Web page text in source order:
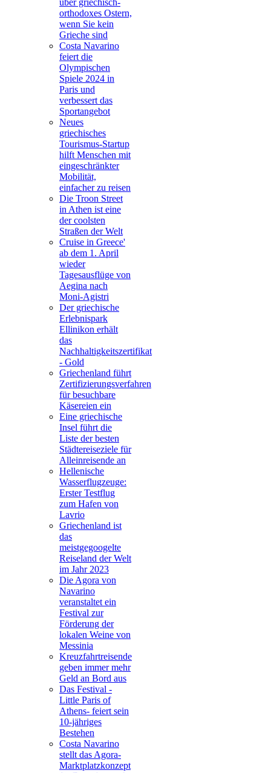
über griechisch-
orthodoxes Ostern,
wenn Sie kein
Grieche sind
Costa Navarino
feiert die
Olympischen
Spiele 2024 in
Paris und
verbessert das
Sportangebot
Neues
griechisches
Tourismus-Startup
hilft Menschen mit
eingeschränkter
Mobilität,
einfacher zu reisen
Die Troon Street
in Athen ist eine
der coolsten
Straßen der Welt
Cruise in Greece'
ab dem 1. April
wieder
Tagesausflüge von
Aegina nach
Moni-Agistri
Der griechische
Erlebnispark
Ellinikon erhält
das
Nachhaltigkeitszertifikat
- Gold
Griechenland führt
Zertifizierungsverfahren
für besuchbare
Käsereien ein
Eine griechische
Insel führt die
Liste der besten
Städtereiseziele für
Alleinreisende an
Hellenische
Wasserflugzeuge:
Erster Testflug
zum Hafen von
Lavrio
Griechenland ist
das
meistgegoogelte
Reiseland der Welt
im Jahr 2023
Die Agora von
Navarino
veranstaltet ein
Festival zur
Förderung der
lokalen Weine von
Messinia
Kreuzfahrtreisende
geben immer mehr
Geld an Bord aus
Das Festival -
Little Paris of
Athens- feiert sein
10-jähriges
Bestehen
Costa Navarino
stellt das Agora-
Marktplatzkonzept